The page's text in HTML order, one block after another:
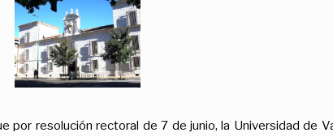
por resolución rectoral de 7 de junio, la Universidad de